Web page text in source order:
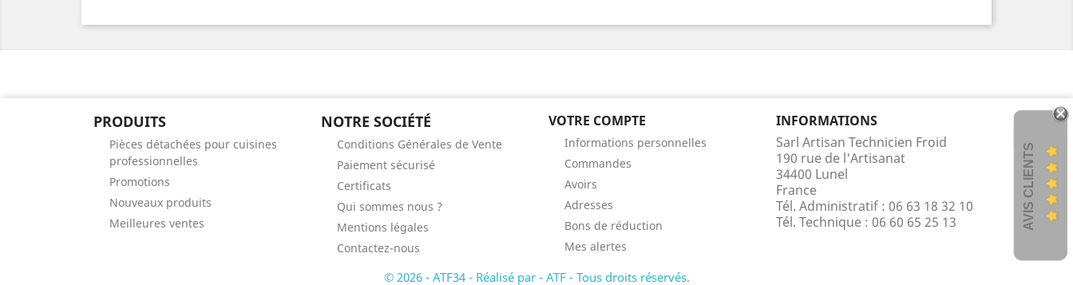
PRODUITS
Pièces détachées pour cuisines
professionnelles
Promotions
Nouveaux produits
Meilleures ventes
NOTRE SOCIÉTÉ
Conditions Générales de Vente
Paiement sécurisé
Certificats
Qui sommes nous ?
Mentions légales
Contactez-nous
VOTRE COMPTE
Informations personnelles
Commandes
Avoirs
Adresses
Bons de réduction
Mes alertes
INFORMATIONS
Sarl Artisan Technicien Froid
190 rue de l'Artisanat
34400 Lunel
France
Tél. Administratif : 06 63 18 32 10
Tél. Technique : 06 60 65 25 13 AVIS CLIENTS
© 2026 - ATF34 - Réalisé par - ATF - Tous droits réservés.